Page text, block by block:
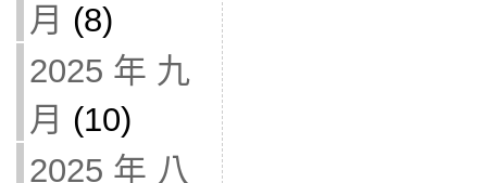
月 (8)
2025 年 九
月 (10)
2025 年 八